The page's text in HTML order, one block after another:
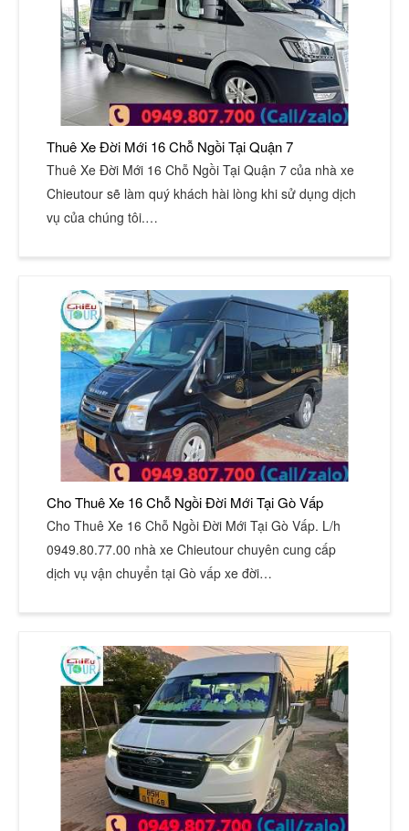
Thuê Xe Đời Mới 16 Chỗ Ngồi Tại Quận 7
Thuê Xe Đời Mới 16 Chỗ Ngồi Tại Quận 7 của nhà xe
Chieutour sẽ làm quý khách hài lòng khi sử dụng dịch
vụ của chúng tôi.…
Cho Thuê Xe 16 Chỗ Ngồi Đời Mới Tại Gò Vấp
Cho Thuê Xe 16 Chỗ Ngồi Đời Mới Tại Gò Vấp. L/h
0949.80.77.00 nhà xe Chieutour chuyên cung cấp
dịch vụ vận chuyển tại Gò vấp xe đời…